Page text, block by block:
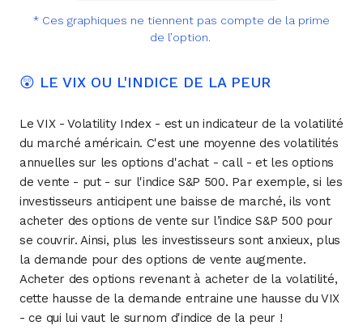
* Ces graphiques ne tiennent pas compte de la prime
de l’option.
😲 LE VIX OU L'INDICE DE LA PEUR
Le VIX - Volatility Index - est un indicateur de la volatilité
du marché américain. C'est une moyenne des volatilités
annuelles sur les options d'achat - call - et les options
de vente - put - sur l'indice S&P 500. Par exemple, si les
investisseurs anticipent une baisse de marché, ils vont
acheter des options de vente sur l’indice S&P 500 pour
se couvrir. Ainsi, plus les investisseurs sont anxieux, plus
la demande pour des options de vente augmente.
Acheter des options revenant à acheter de la volatilité,
cette hausse de la demande entraine une hausse du VIX
- ce qui lui vaut le surnom d'indice de la peur !